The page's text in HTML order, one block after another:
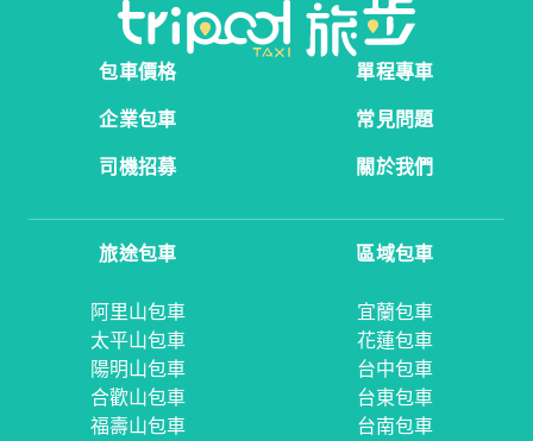
包車價格
單程專車
企業包車
常見問題
司機招募
關於我們
旅途包車
阿里山包車
太平山包車
陽明山包車
合歡山包車
福壽山包車
區域包車
宜蘭包車
花蓮包車
台中包車
台東包車
台南包車